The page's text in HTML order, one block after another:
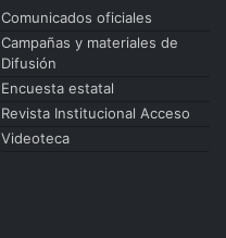
Comunicados oficiales
Campañas y materiales de
Difusión
Encuesta estatal
Revista Institucional Acceso
Videoteca